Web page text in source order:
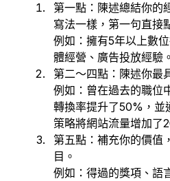
第一點：陳述總結你的
寫法一樣，第一句直接
例如：擁有5年以上數
體經營、廣告投放經驗。
第二～四點：陳述你最
例如：曾在過去的職位
轉換率提升了50%，並
策略將網站流量增加了
第五點：補充你的價值
目。
例如：得過的獎項、語